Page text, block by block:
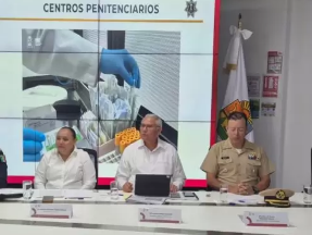
del C5 y el despliegue
permitieron la recuperación de105
con reportes de robo o probables
se realizaron 24 mil 622
a personas y unidades
la vigilancia en zonas estratégicas